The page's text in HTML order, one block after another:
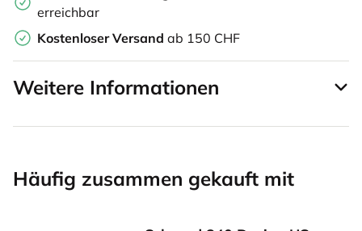
erreichbar
Kostenloser Versand ab 150 CHF
Weitere Informationen
Häufig zusammen gekauft mit